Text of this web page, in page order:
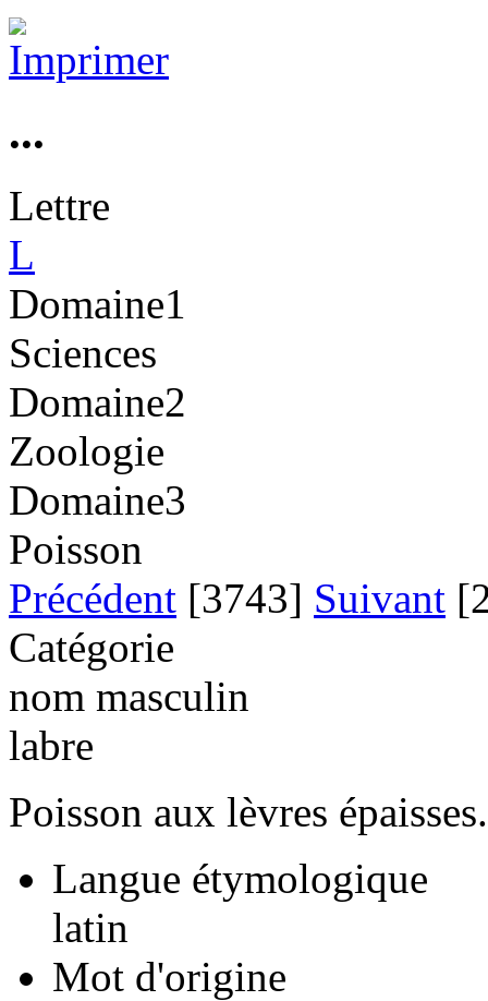
...
Lettre
L
Domaine1
Sciences
Domaine2
Zoologie
Domaine3
Poisson
Précédent [3743] Suivant
Catégorie
nom masculin
labre
Poisson aux lèvres épaisses.
Langue étymologique
latin
Mot d'origine